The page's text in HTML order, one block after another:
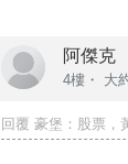
阿傑克
4樓・ 大
回覆豪堡 ：股票